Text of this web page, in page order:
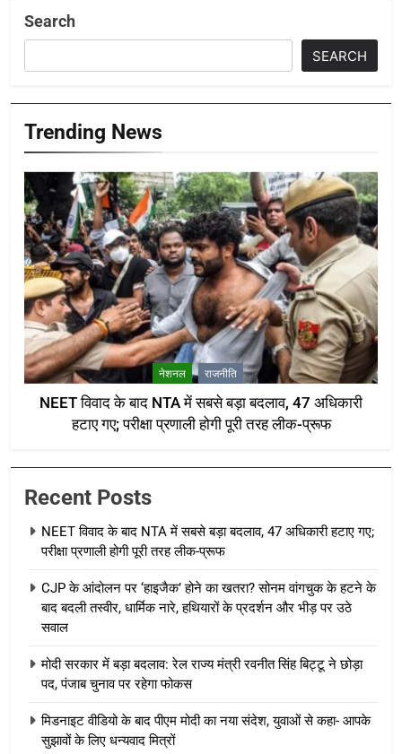
Search
SEARCH
Trending News
नेशनल राजनीति
NEET विवाद के बाद NTA में सबसे बड़ा बदलाव, 47 अधिकारी
हटाए गए; परीक्षा प्रणाली होगी पूरी तरह लीक-प्रूफ
Recent Posts
NEET विवाद के बाद NTA में सबसे बड़ा बदलाव, 47 अधिकारी हटाए गए;
परीक्षा प्रणाली होगी पूरी तरह लीक-प्रूफ
CJP के आंदोलन पर ‘हाइजैक’ होने का खतरा? सोनम वांगचुक के हटने के
बाद बदली तस्वीर, धार्मिक नारे, हथियारों के प्रदर्शन और भीड़ पर उठे
सवाल
मोदी सरकार में बड़ा बदलाव: रेल राज्य मंत्री रवनीत सिंह बिट्टू ने छोड़ा
पद, पंजाब चुनाव पर रहेगा फोकस
मिडनाइट वीडियो के बाद पीएम मोदी का नया संदेश, युवाओं से कहा- आपके
सुझावों के लिए धन्यवाद मित्रों